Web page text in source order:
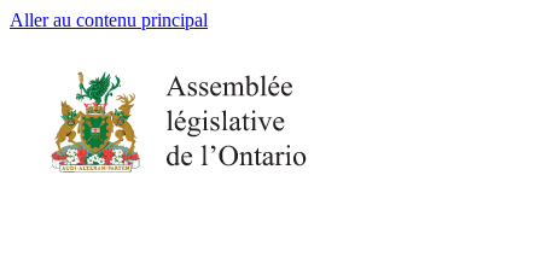
Aller au contenu principal